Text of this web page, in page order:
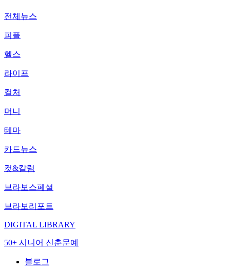
전체뉴스
피플
헬스
라이프
컬처
머니
테마
카드뉴스
컷&칼럼
브라보스페셜
브라보리포트
DIGITAL LIBRARY
50+ 시니어 신춘문예
블로그